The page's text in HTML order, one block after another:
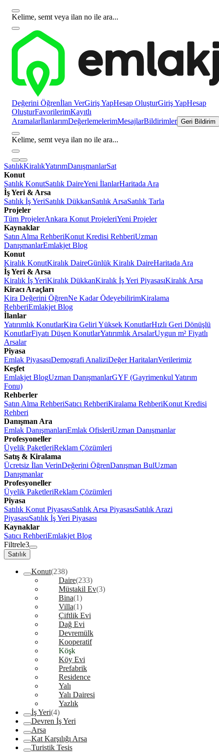
Kelime, semt veya ilan no ile ara...
Değerini Öğrenİlan VerGiriş YapHesap OluşturGiriş YapHesap
OluşturFavorilerimKayıtlı
AramalarİlanlarımDeğerlemelerimMesajlarBildirimler Geri Bildirim
Kelime, semt veya ilan no ile ara...
SatılıkKiralıkYatırımDanışmanlarSat
Konut
Satılık KonutSatılık DaireYeni İlanlarHaritada Ara
İş Yeri & Arsa
Satılık İş YeriSatılık DükkanSatılık ArsaSatılık Tarla
Projeler
Tüm ProjelerAnkara Konut ProjeleriYeni Projeler
Kaynaklar
Satın Alma RehberiKonut Kredisi RehberiUzman
DanışmanlarEmlakjet Blog
Konut
Kiralık KonutKiralık DaireGünlük Kiralık DaireHaritada Ara
İş Yeri & Arsa
Kiralık İş YeriKiralık DükkanKiralık İş Yeri PiyasasıKiralık Arsa
Kiracı Araçları
Kira Değerini ÖğrenNe Kadar ÖdeyebilirimKiralama
RehberiEmlakjet Blog
İlanlar
Yatırımlık KonutlarKira Geliri Yüksek KonutlarHızlı Geri Dönüşlü
KonutlarFiyatı Düşen KonutlarYatırımlık ArsalarUygun m² Fiyatlı
Arsalar
Piyasa
Emlak PiyasasıDemografi AnaliziDeğer HaritalarıVerilerimiz
Keşfet
Emlakjet BlogUzman DanışmanlarGYF (Gayrimenkul Yatırım
Fonu)
Rehberler
Satın Alma RehberiSatıcı RehberiKiralama RehberiKonut Kredisi
Rehberi
Danışman Ara
Emlak DanışmanlarıEmlak OfisleriUzman Danışmanlar
Profesyoneller
Üyelik PaketleriReklam Çözümleri
Satış & Kiralama
Ücretsiz İlan VerinDeğerini ÖğrenDanışman BulUzman
Danışmanlar
Profesyoneller
Üyelik PaketleriReklam Çözümleri
Piyasa
Satılık Konut PiyasasıSatılık Arsa PiyasasıSatılık Arazi
PiyasasıSatılık İş Yeri Piyasası
Kaynaklar
Satıcı RehberiEmlakjet Blog
Filtrele3
Satılık
Konut(238)
Daire(233)
Müstakil Ev(3)
Bina(1)
Villa(1)
Çiftlik Evi
Dağ Evi
Devremülk
Kooperatif
Köşk
Köy Evi
Prefabrik
Residence
Yalı
Yalı Dairesi
Yazlık
İş Yeri(4)
Devren İş Yeri
Arsa
Kat Karşılığı Arsa
Turistik Tesis